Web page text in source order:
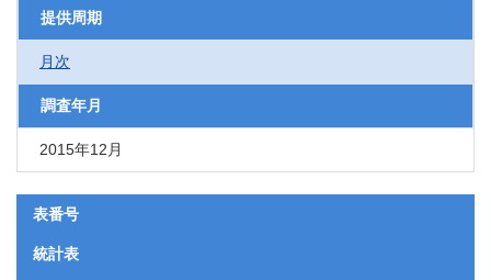
提供周期
月次
調査年月
2015年12月
表番号
統計表